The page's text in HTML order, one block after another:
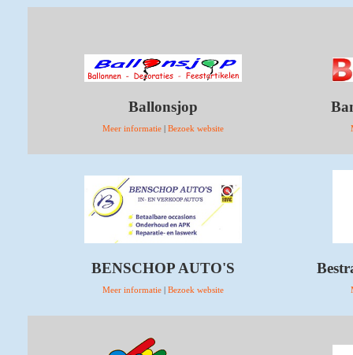
Ballonsjop
Meer informatie| Bezoek website
BENSCHOP AUTO'S
Meer informatie| Bezoek website